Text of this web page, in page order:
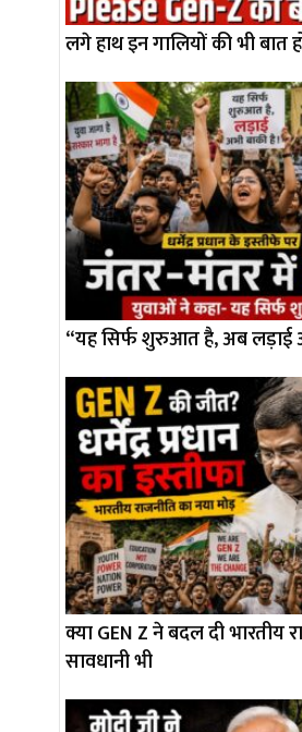
लगे हाथ इन गालियों की भी बात
“यह सिर्फ शुरुआत है, अब लड़ाई
क्या GEN Z ने बदल दी भारतीय
सावधानी भी